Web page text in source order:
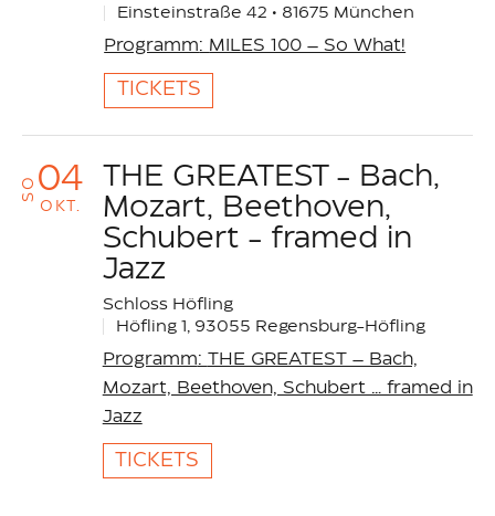
Einsteinstraße 42 • 81675 München
Programm: MILES 100 – So What!
TICKETS
SO 04
OKT.
THE GREATEST - Bach,
Mozart, Beethoven,
Schubert - framed in
Jazz
Schloss Höfling
Höfling 1, 93055 Regensburg-Höfling
Programm: THE GREATEST – Bach,
Mozart, Beethoven, Schubert … framed in
Jazz
TICKETS